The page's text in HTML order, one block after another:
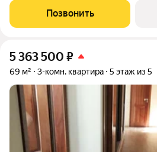
Московском районе Калининграда,
новостройки и частный сектор. Это
Позвонить
5 363 500 ₽
69 м² 3-комн. квартира 5 этаж из 5